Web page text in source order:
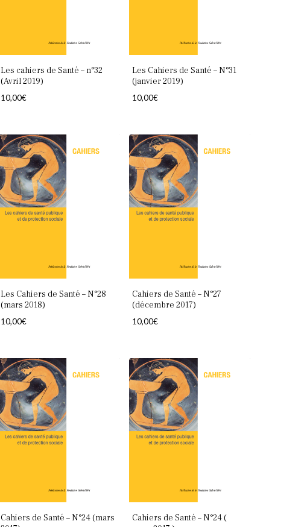
Les cahiers de Santé – n°32
(Avril 2019)
10,00€
Les Cahiers de Santé – N°31
(janvier 2019)
10,00€
Les Cahiers de Santé – N°28
(mars 2018)
10,00€
Cahiers de Santé – N°27
(décembre 2017)
10,00€
Cahiers de Santé – N°24 (mars
Cahiers de Santé – N°24 (